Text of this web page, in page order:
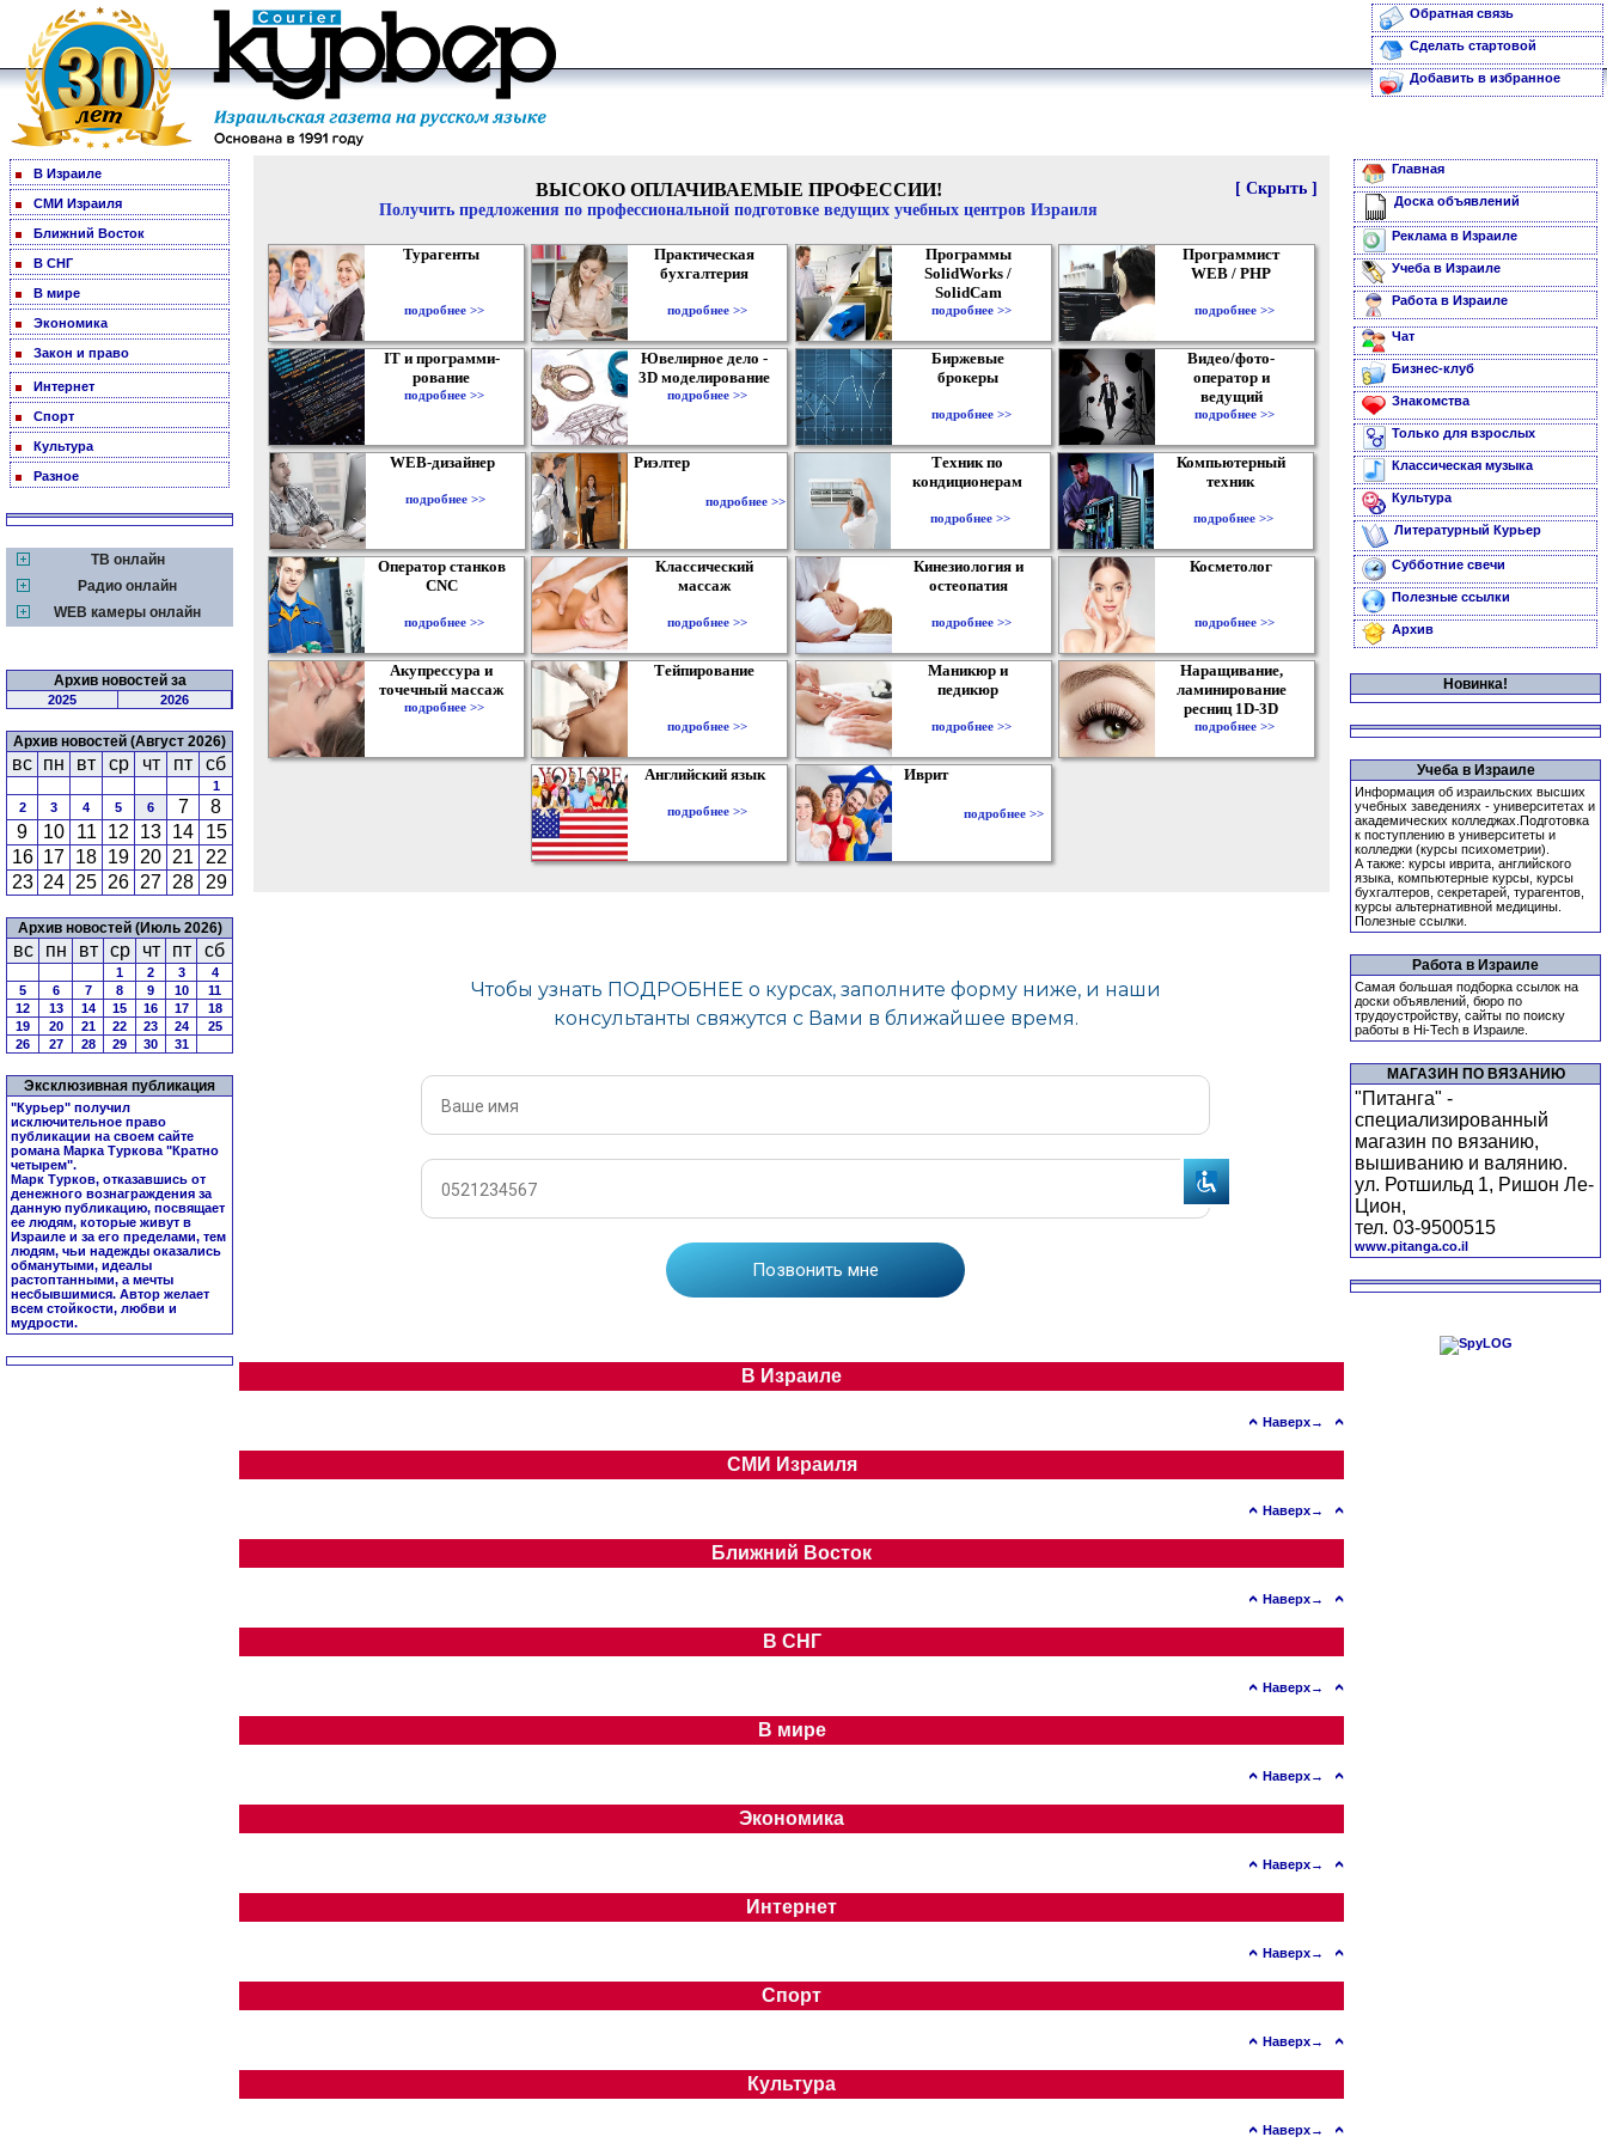
Обратная связь
Сделать стартовой
Добавить в избранное
В Израиле
СМИ Израиля
Ближний Восток
В СНГ
В мире
Экономика
Закон и право
Интернет
Спорт
Культура
Разное
ТВ онлайн
Радио онлайн
WEB камеры онлайн
Архив новостей за
2025 2026
Архив новостей (Август 2026)
вс пн вт ср чт пт сб
1
2
3 4 5 6 7
8
9
10 11 12 13 14
15
16 17 18 19 20 21
22
23 24 25 26 27 28 29
Архив новостей (Июль 2026)
вс пн вт ср чт пт сб
1 2 3
4
5
6 7 8 9 10
11
12
13 14 15 16 17
18
19
20 21 22 23 24
25
26
27 28 29 30 31
Эксклюзивная публикация
"Курьер" получил
исключительное право
публикации на своем сайте
романа Марка Туркова "Кратно
четырем".
Марк Турков, отказавшись от
денежного вознаграждения за
данную публикацию, посвящает
ее людям, которые живут в
Израиле и за его пределами, тем
людям, чьи надежды оказались
обманутыми, идеалы
растоптанными, а мечты
несбывшимися. Автор желает
всем стойкости, любви и
мудрости.
[ Скрыть ]
ВЫСОКО ОПЛАЧИВАЕМЫЕ ПРОФЕССИИ!
Получить предложения по профессиональной подготовке ведущих учебных центров Израиля
Турагенты
подробнее >>
Практическая
бухгалтерия
подробнее >>
Программы
SolidWorks /
SolidCam
подробнее >>
Программист
WEB / PHP
подробнее >>
IT и программи-
рование
подробнее >>
Ювелирное дело -
3D моделирование
подробнее >>
Биржевые
брокеры
подробнее >>
Видео/фото-
оператор и
ведущий
подробнее >>
WEB-дизайнер
подробнее >>
Риэлтер
подробнее >>
Техник по
кондиционерам
подробнее >>
Компьютерный
техник
подробнее >>
Оператор станков
CNC
подробнее >>
Классический
массаж
подробнее >>
Кинезиология и
остеопатия
подробнее >>
Косметолог
подробнее >>
Акупрессура и
точечный массаж
подробнее >>
Тейпирование
подробнее >>
Маникюр и
педикюр
подробнее >>
Наращивание,
ламинирование
ресниц 1D-3D
подробнее >>
Английский язык
подробнее >>
Иврит
подробнее >>
В Израиле
Наверх→
СМИ Израиля
Наверх→
Ближний Восток
Наверх→
В СНГ
Наверх→
В мире
Наверх→
Экономика
Наверх→
Интернет
Наверх→
Спорт
Наверх→
Культура
Наверх→
Главная
Доска объявлений
Реклама в Израиле
Учеба в Израиле
Работа в Израиле
Чат
Бизнес-клуб
Знакомства
Только для взрослых
Классическая музыка
Культура
Литературный Курьер
Субботние свечи
Полезные ссылки
Архив
Новинка!
Учеба в Израиле
Информация об израильских высших
учебных заведениях - университетах и
академических колледжах.Подготовка
к поступлению в университеты и
колледжи (курсы психометрии).
А также: курсы иврита, английского
языка, компьютерные курсы, курсы
бухгалтеров, секретарей, турагентов,
курсы альтернативной медицины.
Полезные ссылки.
Работа в Израиле
Самая большая подборка ссылок на
доски объявлений, бюро по
трудоустройству, сайты по поиску
работы в Hi-Tech в Израиле.
МАГАЗИН ПО ВЯЗАНИЮ
"Питанга" -
специализированный
магазин по вязанию,
вышиванию и валянию.
ул. Ротшильд 1, Ришон Ле-
Цион,
тел. 03-9500515
www.pitanga.co.il